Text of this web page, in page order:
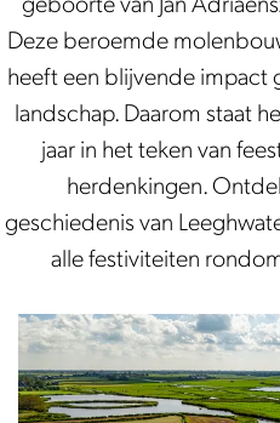
Deze beroemde
heeft een blijvende impact
landschap. Daarom staat
jaar in het teken van
herdenkingen.
geschiedenis van
alle festiviteiten
L
a
n